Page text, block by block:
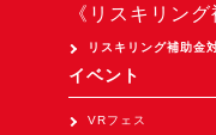
《リスキリング
リスキリング補助金
イベント
VRフェス